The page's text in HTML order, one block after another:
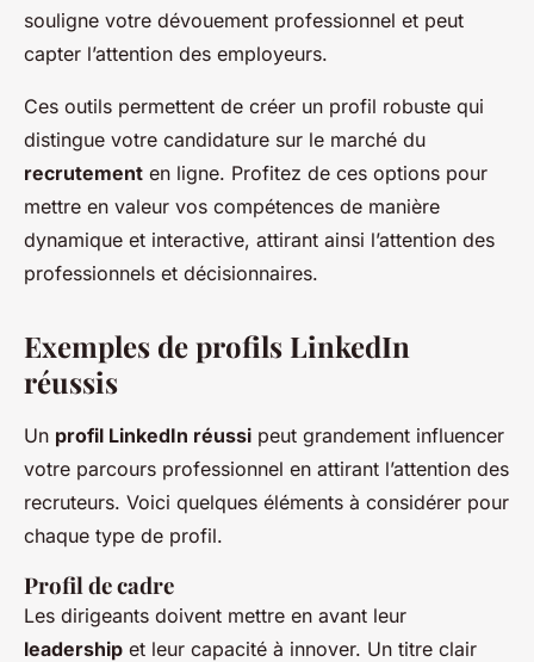
souligne votre dévouement professionnel et peut
capter l’attention des employeurs.
Ces outils permettent de créer un profil robuste qui
distingue votre candidature sur le marché du
recrutement en ligne. Profitez de ces options pour
mettre en valeur vos compétences de manière
dynamique et interactive, attirant ainsi l’attention des
professionnels et décisionnaires.
Exemples de profils LinkedIn
réussis
Un profil LinkedIn réussi peut grandement influencer
votre parcours professionnel en attirant l’attention des
recruteurs. Voici quelques éléments à considérer pour
chaque type de profil.
Profil de cadre
Les dirigeants doivent mettre en avant leur
leadership et leur capacité à innover. Un titre clair